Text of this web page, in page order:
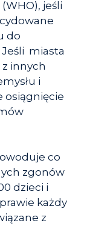
jeśli
do
Jeśli miasta
innych
i
osiągnięcie
co
zgonów
dzieci i
każdy
z